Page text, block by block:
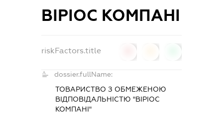
ВІРІОС КОМПАНІ
riskFactors.title
dossier.fullName:
ТОВАРИСТВО З ОБМЕЖЕНОЮ
ВІДПОВІДАЛЬНІСТЮ "ВІРІОС
КОМПАНІ"